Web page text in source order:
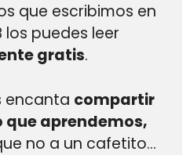
que escribimos en
los puedes leer
gratis.
encanta compartir
aprendemos,
no a un cafetito…